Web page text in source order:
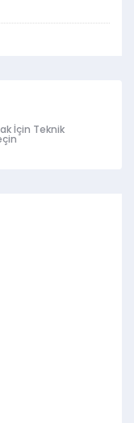
İçin Teknik